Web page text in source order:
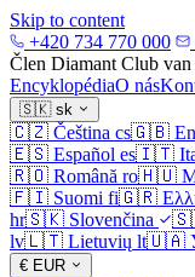
Skip to content
+420 734 770 000
Člen Diamant Club
EncyklopédiaO nás
🇸🇰 sk
🇨🇿 Čeština cs🇬🇧
🇪🇸 Español es🇮🇹
🇷🇴 Română ro🇭🇺
🇫🇮 Suomi fi🇬🇷
hr🇸🇰 Slovenčina
lv🇱🇹 Lietuvių lt🇺🇦
€ EUR